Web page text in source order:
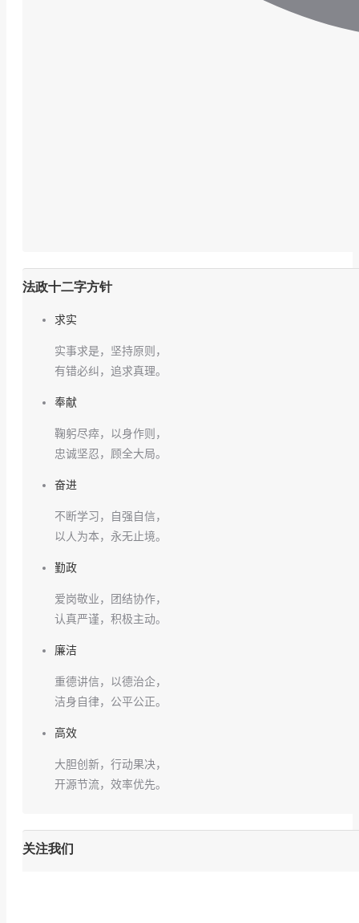
法政十二字方针
求实
实事求是，坚持原则，
有错必纠，追求真理。
奉献
鞠躬尽瘁，以身作则，
忠诚坚忍，顾全大局。
奋进
不断学习，自强自信，
以人为本，永无止境。
勤政
爱岗敬业，团结协作，
认真严谨，积极主动。
廉洁
重德讲信，以德治企，
洁身自律，公平公正。
高效
大胆创新，行动果决，
开源节流，效率优先。
关注我们